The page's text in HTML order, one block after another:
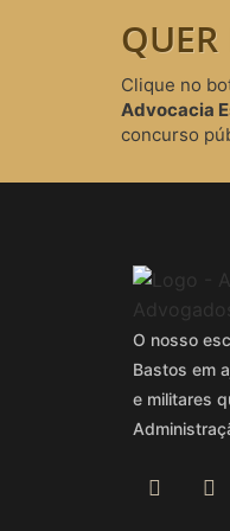
Clique no
Advocacia
concurso
O nosso
Bastos em
e militares